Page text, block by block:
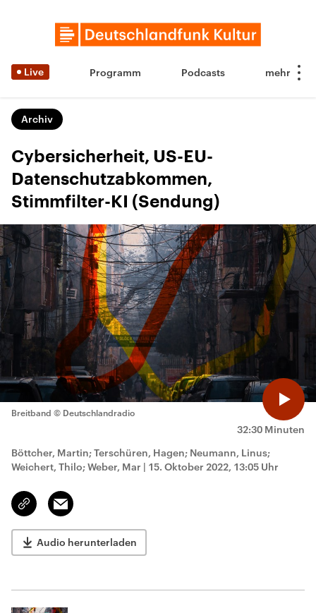
Live Programm Podcasts
Archiv
Cybersicherheit, US-EU-
Datenschutzabkommen,
Stimmfilter-KI (Sendung)
32:30 Minuten
Breitband © Deutschlandradio
Böttcher, Martin; Terschüren, Hagen; Neumann, Linus;
Weichert, Thilo; Weber, Mar | 15. Oktober 2022, 13:05 Uhr
Link
kopieren/teilen
Email
Audio herunterladen